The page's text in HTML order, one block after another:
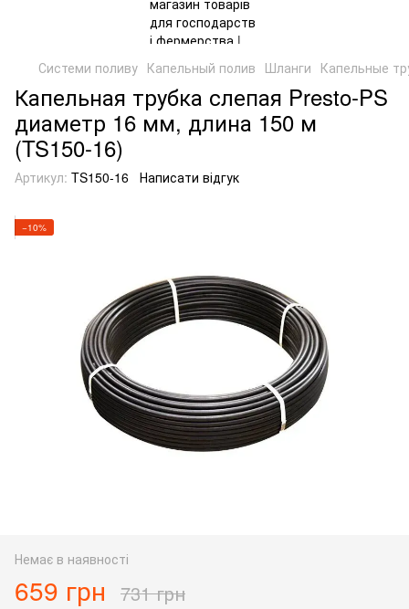
Системи поливу Капельный полив Шланги Капельные
Капельная трубка слепая Presto-PS
диаметр 16 мм, длина 150 м
(TS150-16)
Артикул: TS150-16 Написати відгук
−10%
Немає в наявності
659 грн 731 грн